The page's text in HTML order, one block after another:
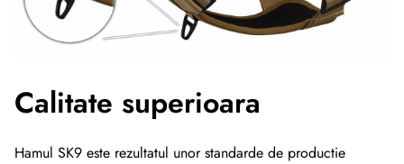
Calitate superioara
Hamul SK9 este rezultatul unor standarde de productie